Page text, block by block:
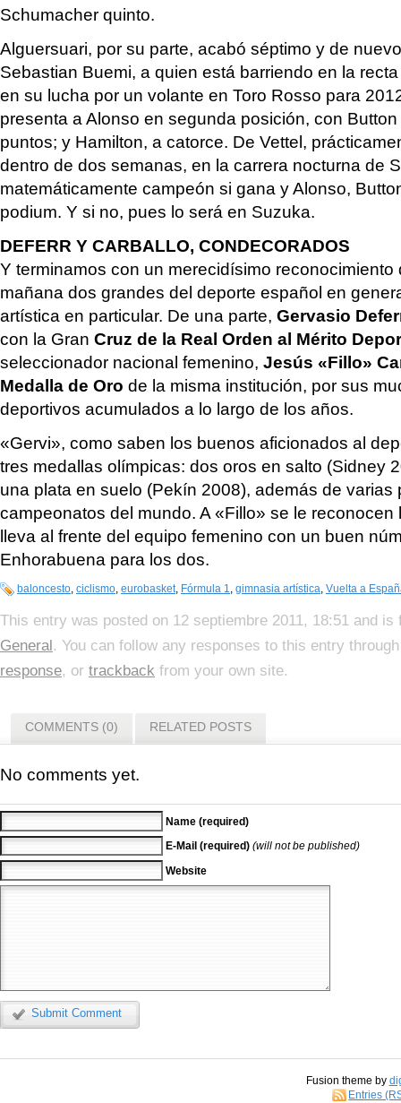
Schumacher quinto.
Alguersuari, por su parte, acabó séptimo y de
Sebastian Buemi, a quien está barriendo en la
en su lucha por un volante en Toro Rosso para
presenta a Alonso en segunda posición, con
puntos; y Hamilton, a catorce. De Vettel,
dentro de dos semanas, en la carrera nocturna de
matemáticamente campeón si gana y Alonso,
podium. Y si no, pues lo será en Suzuka.
DEFERR Y CARBALLO, CONDECORADOS
Y terminamos con un merecidísimo
mañana dos grandes del deporte español en
artística en particular. De una parte, Gervasio
con la Gran Cruz de la Real Orden al Mérito
seleccionador nacional femenino, Jesús «Fillo»
Medalla de Oro de la misma institución, por sus
deportivos acumulados a lo largo de los años.
«Gervi», como saben los buenos aficionados al
tres medallas olímpicas: dos oros en salto (Sidney
una plata en suelo (Pekín 2008), además de varias
campeonatos del mundo. A «Fillo» se le
lleva al frente del equipo femenino con un buen
Enhorabuena para los dos.
baloncesto, ciclismo, eurobasket, Fórmula 1, gimnasia artística, Vuelta a
This entry was posted on 12 septiembre 2011, 18:51 and
General. You can follow any responses to this entry
response, or trackback from your own site.
COMMENTS (0) RELATED POSTS
No comments yet.
Name (required)
E-Mail (required) (will not be published)
Website
Submit Comment
Fusion theme by
Entries